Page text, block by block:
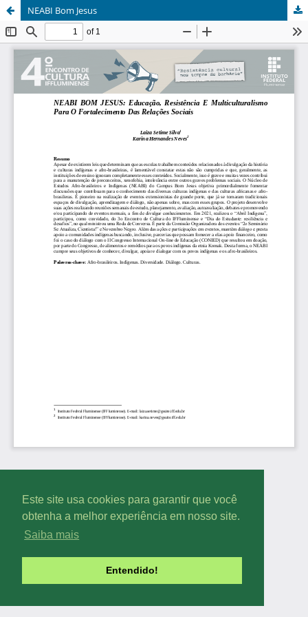
Este site usa cookies para garantir que você
obtenha a melhor experiência em nosso site.
Saiba mais
Entendido!
NEABI Bom Jesus